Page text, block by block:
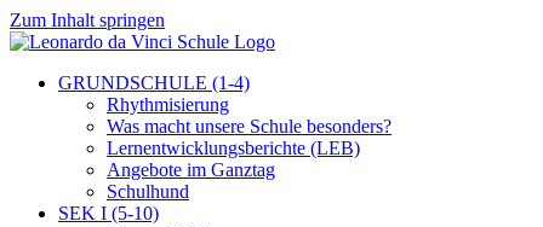
Zum Inhalt springen
GRUNDSCHULE (1-4)
Rhythmisierung
Was macht unsere Schule besonders?
Lernentwicklungsberichte (LEB)
Angebote im Ganztag
Schulhund
SEK I (5-10)